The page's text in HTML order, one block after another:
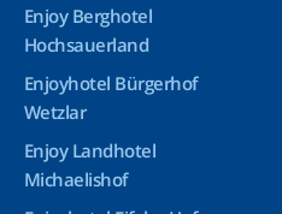
Enjoy Berghotel
Hochsauerland
Enjoyhotel Bürgerhof
Wetzlar
Enjoy Landhotel
Michaelishof